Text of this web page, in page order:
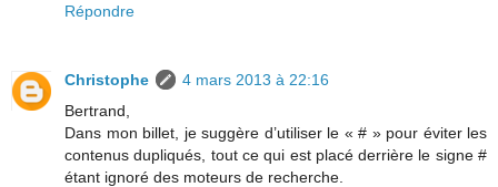
Répondre
Christophe
4 mars 2013 à 22:16
Bertrand,
Dans mon billet, je suggère d’utiliser le « # » pour éviter les
contenus dupliqués, tout ce qui est placé derrière le signe #
étant ignoré des moteurs de recherche.